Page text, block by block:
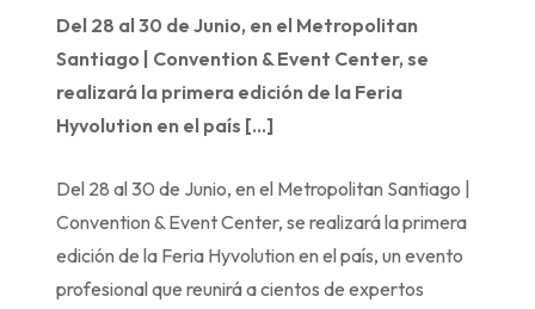
Del 28 al 30 de Junio, en el Metropolitan
Santiago | Convention & Event Center, se
realizará la primera edición de la Feria
Hyvolution en el país […]
Del 28 al 30 de Junio, en el Metropolitan Santiago |
Convention & Event Center, se realizará la primera
edición de la Feria Hyvolution en el país, un evento
profesional que reunirá a cientos de expertos